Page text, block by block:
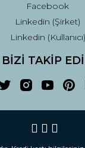
Facebook
Linkedin (Şirket)
Linkedin (Kullanıcı)
BİZİ TAKİP